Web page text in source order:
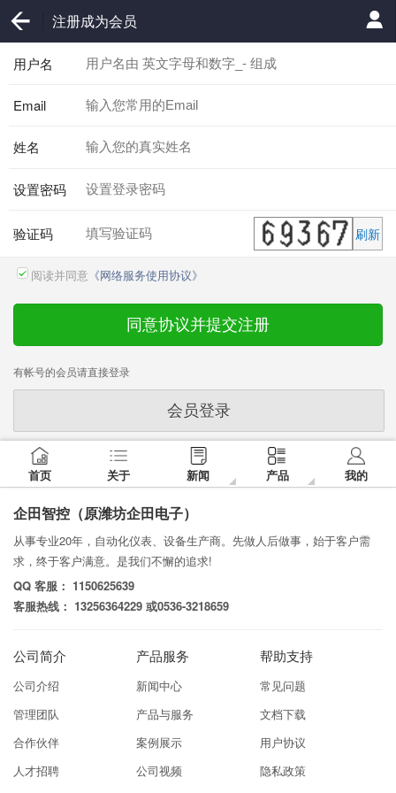
注册成为会员
用户名
Email
姓名
设置密码
验证码 刷新
阅读并同意 《网络服务使用协议》
同意协议并提交注册
有帐号的会员请直接登录
会员登录
首页 关于 新闻 产品 我的
企田智控（原潍坊企田电子）
从事专业20年，自动化仪表、设备生产商。先做人后做事，始于客户需
求，终于客户满意。是我们不懈的追求!
QQ 客服： 1150625639
客服热线： 13256364229 或0536-3218659
公司简介
公司介绍
管理团队
合作伙伴
人才招聘
产品服务
新闻中心
产品与服务
案例展示
公司视频
帮助支持
常见问题
文档下载
用户协议
隐私政策